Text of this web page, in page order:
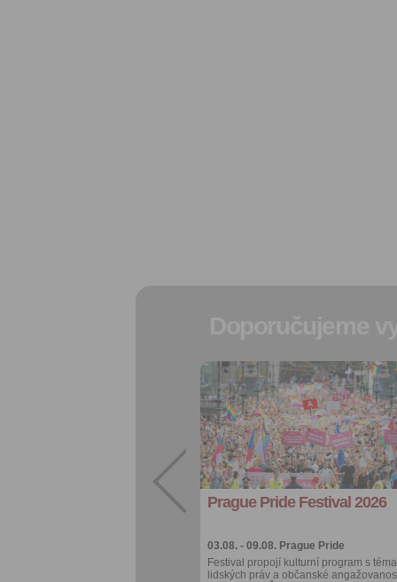
Prague Pride Festival 2026
03.08. - 09.08. Prague Pride
Festival propojí kulturní program s
lidských práv a občanské
Přidat do
oblíbených
Sdílet:
Facebook
export do
kalendáře
Více výhod pro